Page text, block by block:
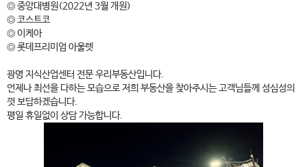
◎ 중앙대병원(2022년 3월 개원)
◎ 코스트코
◎ 이케아
◎ 롯데프리미엄 아울렛
광명 지식산업센터 전문 우리부동산입니다.
언제나 최선을 다하는 모습으로 저희 부동산을 찾아주시는 고객님들께 성심성의
껏 보답하겠습니다.
평일 휴일없이 상담 가능합니다.